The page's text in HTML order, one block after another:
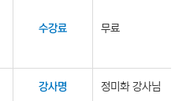
수강료 무료
강사명 정미화 강사님